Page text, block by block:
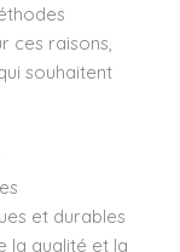
ces raisons,
souhaitent
et durables
la qualité et la